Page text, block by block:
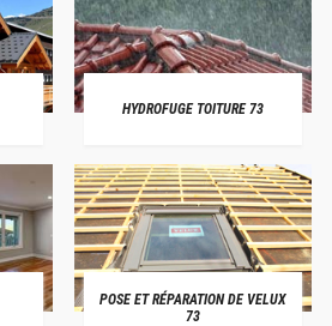
HYDROFUGE TOITURE 73
POSE ET RÉPARATION DE VELUX
73